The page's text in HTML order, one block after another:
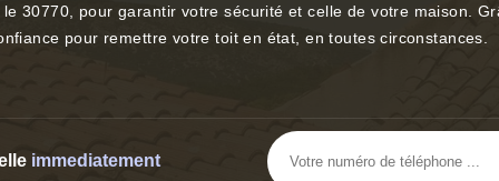
30770, pour garantir votre sécurité et celle de votre maison.
pour remettre votre toit en état, en toutes circonstances.
immediatement